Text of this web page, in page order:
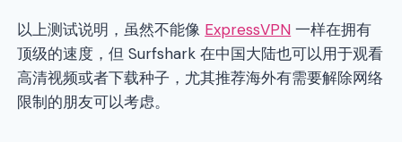
以上测试说明，虽然不能像 ExpressVPN 一样在拥有
顶级的速度，但 Surfshark 在中国大陆也可以用于观看
高清视频或者下载种子，尤其推荐海外有需要解除网络
限制的朋友可以考虑。